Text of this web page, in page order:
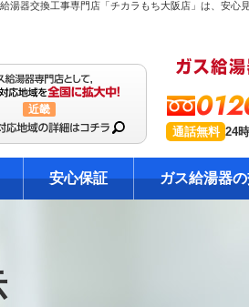
近畿
通話無料 24
安心保証 ガス給湯器